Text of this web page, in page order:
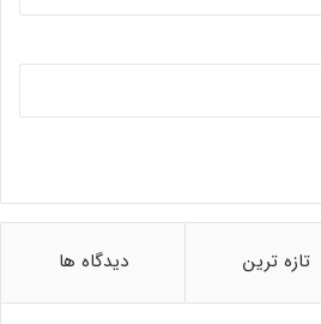
تازه ترین دیدگاه ها